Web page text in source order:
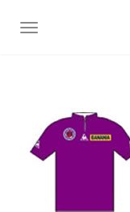
TOGGLE